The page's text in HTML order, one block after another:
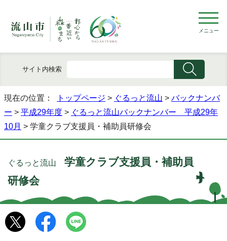
メニュー
サイト内検索
現在の位置： トップページ > ぐるっと流山 > バックナンバ
ー > 平成29年度 > ぐるっと流山バックナンバー 平成29年
10月 > 学童クラブ支援員・補助員研修会
ぐるっと流山 学童クラブ支援員・補助員
研修会